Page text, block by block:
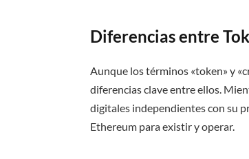
Diferencias entre
Aunque los términos «token» y
diferencias clave entre ellos.
digitales independientes con su
Ethereum para existir y operar.